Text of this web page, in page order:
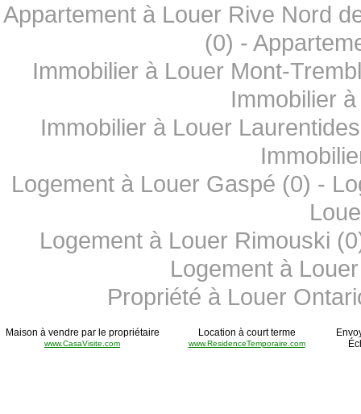
Appartement à Louer Rive Nord
(0) -
Immobilier à Louer Mont-
Immobilier
Immobilier à Louer
Logement à Louer Gaspé (0) -
Logement à Louer Rimouski
Logement à
Propriété à Louer
Maison à vendre par le propriétaire
www.CasaVisite.com
Location à court terme
www.ResidenceTemporaire.com